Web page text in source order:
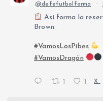
@defefutbolforma ·
Así forma la
Brown.
#VamosLosPibes
#VamosDragón
X